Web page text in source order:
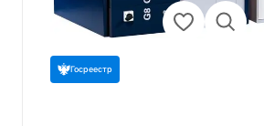
Госреестр